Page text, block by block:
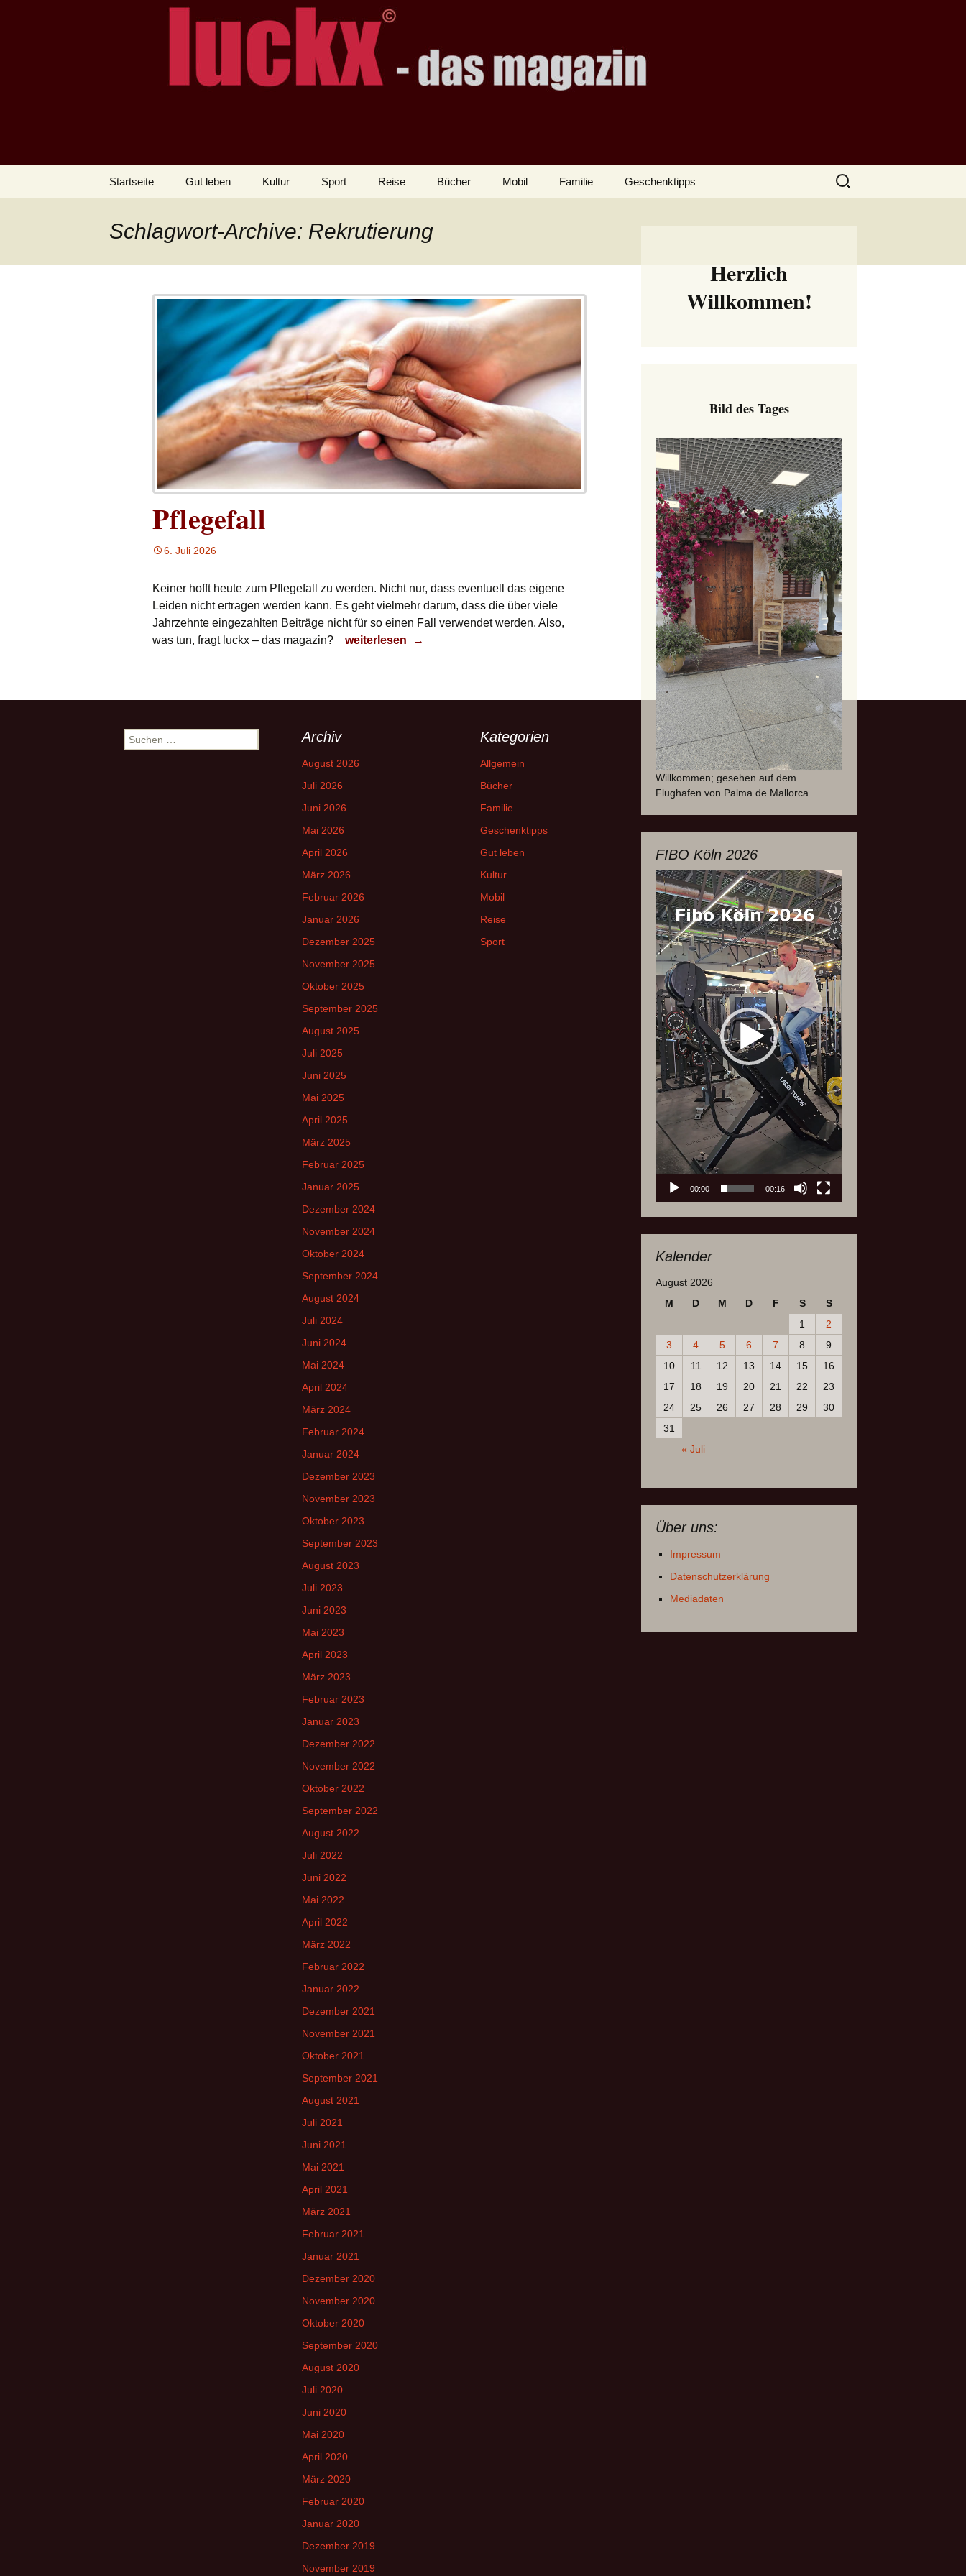
LUCKX
– das Magazin
Startseite Gut leben Kultur Sport Reise Bücher Mobil Familie Geschenktipps
Suchen
nach:
Schlagwort-Archive: Rekrutierung
Pflegefall
6. Juli 2026
Keiner hofft heute zum Pflegefall zu werden. Nicht nur, dass eventuell das eigene
Leiden nicht ertragen werden kann. Es geht vielmehr darum, dass die über viele
Jahrzehnte eingezahlten Beiträge nicht für so einen Fall verwendet werden. Also,
was tun, fragt luckx – das magazin?
Pflegefall
weiterlesen →
Herzlich
Willkommen!
Bild des Tages
Willkommen; gesehen auf dem
Flughafen von Palma de Mallorca.
FIBO Köln 2026
Video-
Player
00:00 00:16
Kalender
August 2026
M
D M D F S
S
1
2
3
4 5 6 7 8
9
10
11 12 13 14 15
16
17
18 19 20 21 22
23
24
25 26 27 28 29
30
31
« Juli
Über uns:
Impressum
Datenschutzerklärung
Mediadaten
Suchen
nach:
Archiv
August 2026
Juli 2026
Juni 2026
Mai 2026
April 2026
März 2026
Februar 2026
Januar 2026
Dezember 2025
November 2025
Oktober 2025
September 2025
August 2025
Juli 2025
Juni 2025
Mai 2025
April 2025
März 2025
Februar 2025
Januar 2025
Dezember 2024
November 2024
Oktober 2024
September 2024
August 2024
Juli 2024
Juni 2024
Mai 2024
April 2024
März 2024
Februar 2024
Januar 2024
Dezember 2023
November 2023
Oktober 2023
September 2023
August 2023
Juli 2023
Juni 2023
Mai 2023
April 2023
März 2023
Februar 2023
Januar 2023
Dezember 2022
November 2022
Oktober 2022
September 2022
August 2022
Juli 2022
Juni 2022
Mai 2022
April 2022
März 2022
Februar 2022
Januar 2022
Dezember 2021
November 2021
Oktober 2021
September 2021
August 2021
Juli 2021
Juni 2021
Mai 2021
April 2021
März 2021
Februar 2021
Januar 2021
Dezember 2020
November 2020
Oktober 2020
September 2020
August 2020
Juli 2020
Juni 2020
Mai 2020
April 2020
März 2020
Februar 2020
Januar 2020
Dezember 2019
November 2019
Kategorien
Allgemein
Bücher
Familie
Geschenktipps
Gut leben
Kultur
Mobil
Reise
Sport